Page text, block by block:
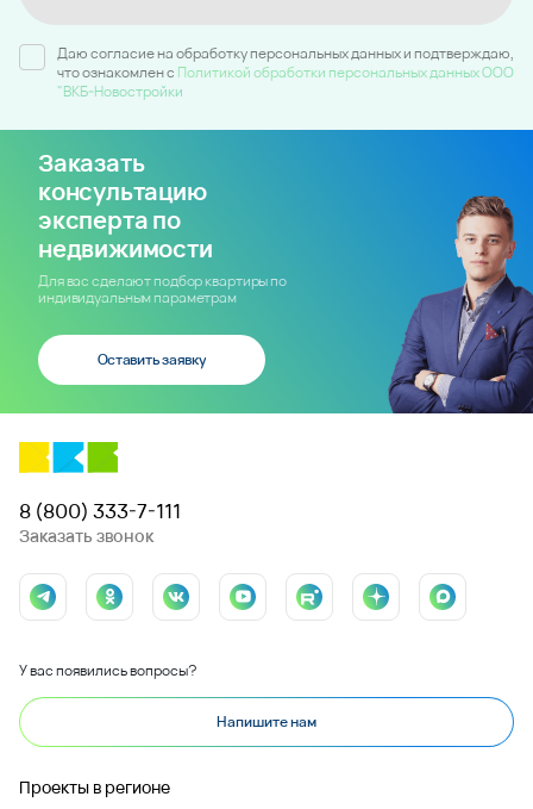
Даю согласие на обработку персональных данных и подтверждаю,
что ознакомлен c Политикой обработки персональных данных ООО
"ВКБ-Новостройки
Заказать
консультацию
эксперта по
недвижимости
Для вас сделают подбор квартиры по
индивидуальным параметрам
Оставить заявку
8 (800) 333-7-111
Заказать звонок
У вас появились вопросы?
Напишите нам
Проекты в регионе